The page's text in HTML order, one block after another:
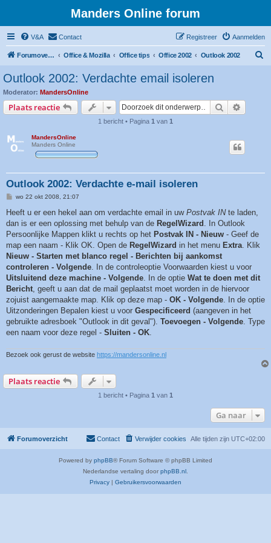
Manders Online forum
V&A Contact Aanmelden
Registreer
Forumoverzicht Office & Mozilla Office tips Office 2002 Outlook 2002
Outlook 2002: Verdachte email isoleren
Moderator: MandersOnline
Plaats reactie Zoek
1 bericht • Pagina 1 van 1
MandersOnline
Manders Online
Outlook 2002: Verdachte e-mail isoleren
B
r
c
h
wo 22 okt 2008, 21:07
Heeft u er een hekel aan om verdachte email in uw Postvak INte laden,
dan is er een oplossing met behulp van de RegelWizard . In Outlook
Persoonlijke Mappen klikt u rechts op het Postvak IN - Nieuw - Geef de
map een naam - Klik OK. Open de RegelWizard in het menu Extra . Klik
Nieuw - Starten met blanco regel - Berichten bij aankomst
controleren - Volgende . In de controleoptie Voorwaarden kiest u voor
Uitsluitend deze machine - Volgende . In de optie Wat te doen met dit
Bericht , geeft u aan dat de mail geplaatst moet worden in de hiervoor
zojuist aangemaakte map. Klik op deze map - OK - Volgende . In de optie
Uitzonderingen Bepalen kiest u voor Gespecificeerd (aangeven in het
gebruikte adresboek "Outlook in dit geval"). Toevoegen - Volgende . Type
een naam voor deze regel - Sluiten - OK
Bezoek ook gerust de website https://mandersonline.nl
Plaats reactie
1 bericht • Pagina 1 van 1
Ga naar
Forumoverzicht Alle tijden zijn UTC+02:00
Verwijder cookies
Contact
Powered by phpBB® Forum Software © phpBB Limited
Nederlandse vertaling door phpBB.nl.
Privacy | Gebruikersvoorwaarden